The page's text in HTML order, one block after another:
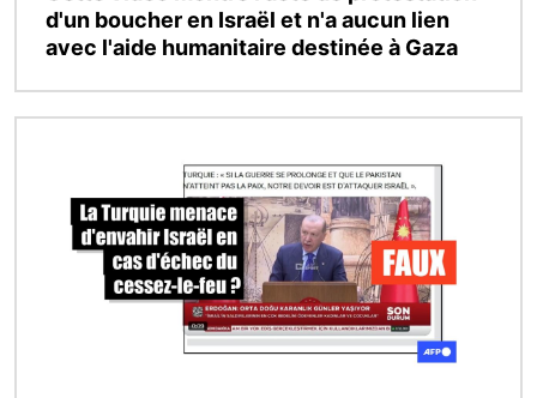
d'un boucher en Israël et n'a aucun lien
avec l'aide humanitaire destinée à Gaza